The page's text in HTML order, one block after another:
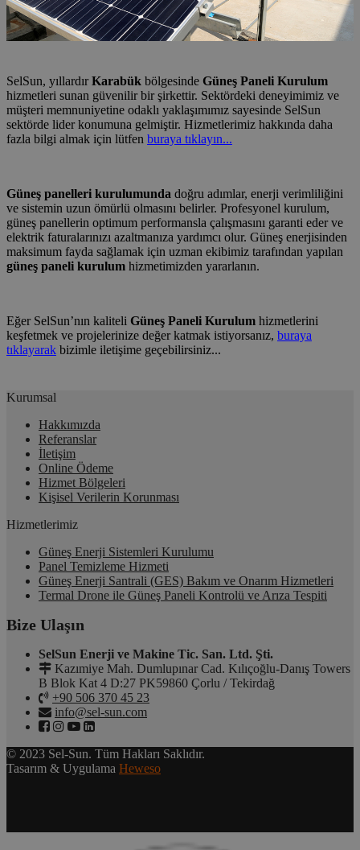
SelSun, yıllardırKarabük bölgesinde Güneş Paneli Kurulum
hizmetleri sunan güvenilir bir şirkettir. Sektördeki deneyimimiz ve
müşteri memnuniyetine odaklı yaklaşımımız sayesinde SelSun
sektörde lider konumuna gelmiştir. Hizmetlerimiz hakkında daha
fazla bilgi almak için lütfen buraya tıklayın...
Güneş panelleri kurulumunda doğru adımlar, enerji verimliliğini
ve sistemin uzun ömürlü olmasını belirler. Profesyonel kurulum,
güneş panellerin optimum performansla çalışmasını garanti eder ve
elektrik faturalarınızı azaltmanıza yardımcı olur. Güneş enerjisinden
maksimum fayda sağlamak için uzman ekibimiz tarafından yapılan
güneş paneli kurulum hizmetimizden yararlanın.
Eğer SelSun’nın kaliteli Güneş Paneli Kurulum hizmetlerini
keşfetmek ve projelerinize değer katmak istiyorsanız, buraya
tıklayarak bizimle iletişime geçebilirsiniz...
Kurumsal
Hakkımızda
Referanslar
İletişim
Online Ödeme
Hizmet Bölgeleri
Kişisel Verilerin Korunması
Hizmetlerimiz
Güneş Enerji Sistemleri Kurulumu
Panel Temizleme Hizmeti
Güneş Enerji Santrali (GES) Bakım ve Onarım Hizmetleri
Termal Drone ile Güneş Paneli Kontrolü ve Arıza Tespiti
Bize Ulaşın
SelSun Enerji ve Makine Tic. San. Ltd. Şti.
Kazımiye Mah. Dumlupınar Cad. Kılıçoğlu-Danış Towers
B Blok Kat 4 D:27 PK59860 Çorlu / Tekirdağ
+90 506 370 45 23
info@sel-sun.com
© 2023 Sel-Sun. Tüm Hakları Saklıdır.
Tasarım & Uygulama Heweso